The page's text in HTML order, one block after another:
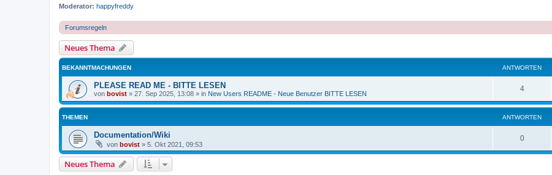
Moderator: happyfreddy
Forumsregeln
Neues Thema
BEKANNTMACHUNGEN ANTWORTEN
PLEASE READ ME - BITTE LESEN
von bovist » 27. Sep 2025, 13:08 » in New Users README - Neue Benutzer BITTE LESEN
4
THEMEN ANTWORTEN
Documentation/Wiki
von bovist » 5. Okt 2021, 09:53
0
Neues Thema